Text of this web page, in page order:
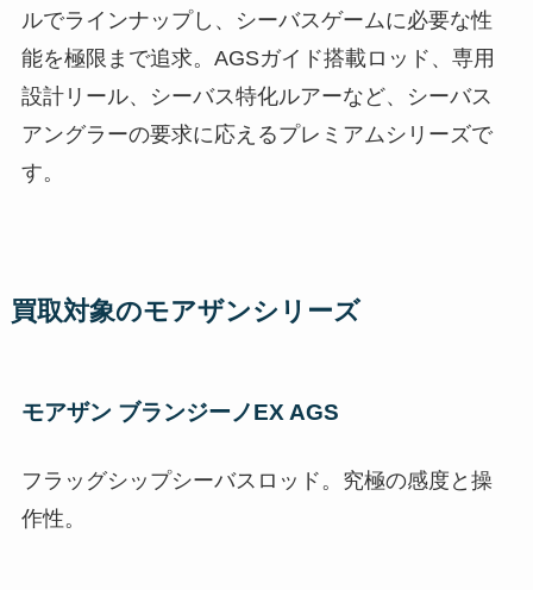
ルでラインナップし、シーバスゲームに必要な性
能を極限まで追求。AGSガイド搭載ロッド、専用
設計リール、シーバス特化ルアーなど、シーバス
アングラーの要求に応えるプレミアムシリーズで
す。
買取対象のモアザンシリーズ
モアザン ブランジーノEX AGS
フラッグシップシーバスロッド。究極の感度と操
作性。